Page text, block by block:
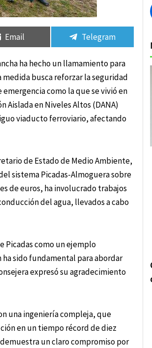
Compartir
en
Email
Compartir
en
Telegram
ha hecho un llamamiento para
busca reforzar la seguridad
como la que se vivió en
Aislada en Niveles Altos (DANA)
viaducto ferroviario, afectando
de Estado de Medio Ambiente,
sistema Picadas-Almoguera sobre
de euros, ha involucrado trabajos
del agua, llevados a cabo
Picadas como un ejemplo
sido fundamental para abordar
expresó su agradecimiento
una ingeniería compleja, que
en un tiempo récord de diez
un claro compromiso por
Compartir
en
Compartir
en